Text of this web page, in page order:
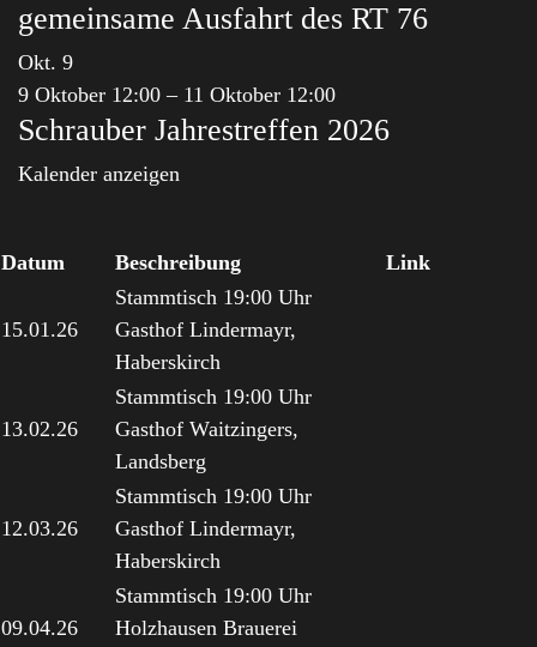
gemeinsame Ausfahrt des RT 76
Okt. 9
9 Oktober 12:00 – 11 Oktober 12:00
Schrauber Jahrestreffen 2026
Kalender anzeigen
Datum Beschreibung Link
15.01.26
Stammtisch 19:00 Uhr
Gasthof Lindermayr,
Haberskirch
13.02.26
Stammtisch 19:00 Uhr
Gasthof Waitzingers,
Landsberg
12.03.26
Stammtisch 19:00 Uhr
Gasthof Lindermayr,
Haberskirch
09.04.26
Stammtisch 19:00 Uhr
Holzhausen Brauerei